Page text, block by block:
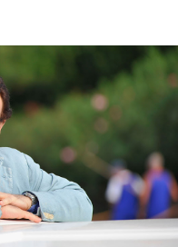
Europa
Mondiali calcio 2026